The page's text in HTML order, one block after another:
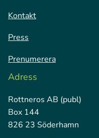
Kontakt
Press
Prenumerera
Adress
Rottneros AB (publ)
Box 144
826 23 Söderhamn